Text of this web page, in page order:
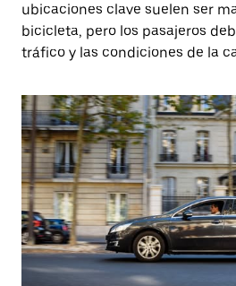
ubicaciones clave suelen ser
bicicleta, pero los pasajeros
tráfico y las condiciones de la